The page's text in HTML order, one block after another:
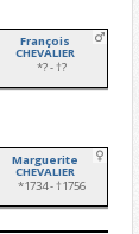
François
CHEVALIER
*? - †?
Marguerite
CHEVALIER
*1734 - †1756